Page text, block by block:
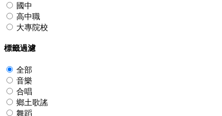
國中
高中職
大專院校
標籤過濾
全部
音樂
合唱
鄉土歌謠
舞蹈